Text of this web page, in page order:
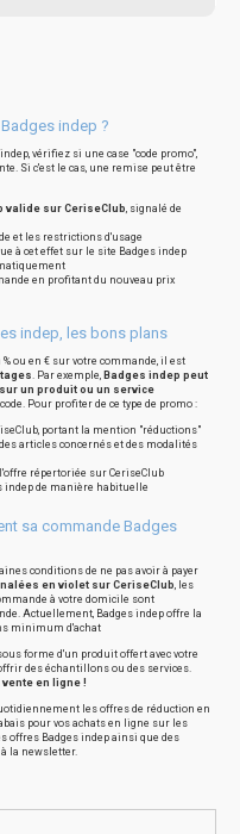
indep ?
vérifiez si une case "code promo",
Si c'est le cas, une remise peut être
valide sur CeriseClub, signalé de
et les restrictions d'usage
à cet effet sur le site Badges indep
en profitant du nouveau prix
indep, les bons plans
ou en € sur votre commande, il est
. Par exemple, Badges indep peut
un produit ou un service
Pour profiter de ce type de promo :
portant la mention "réductions"
articles concernés et des modalités
répertoriée sur CeriseClub
indep de manière habituelle
sa commande Badges
conditions de ne pas avoir à payer
en violet sur CeriseClub, les
à votre domicile sont
Actuellement, Badges indep offre la
minimum d'achat
forme d'un produit offert avec votre
des échantillons ou des services.
en ligne !
les offres de réduction en
pour vos achats en ligne sur les
offres Badges indep ainsi que des
la newsletter.